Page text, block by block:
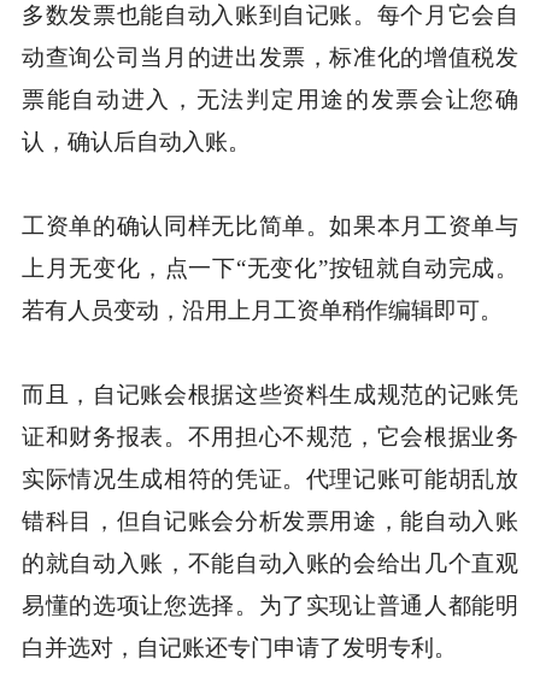
多数发票也能自动入账到自记账。每个月它会自
动查询公司当月的进出发票，标准化的增值税发
票能自动进入，无法判定用途的发票会让您确
认，确认后自动入账。
工资单的确认同样无比简单。如果本月工资单与
上月无变化，点一下“无变化”按钮就自动完成。
若有人员变动，沿用上月工资单稍作编辑即可。
而且，自记账会根据这些资料生成规范的记账凭
证和财务报表。不用担心不规范，它会根据业务
实际情况生成相符的凭证。代理记账可能胡乱放
错科目，但自记账会分析发票用途，能自动入账
的就自动入账，不能自动入账的会给出几个直观
易懂的选项让您选择。为了实现让普通人都能明
白并选对，自记账还专门申请了发明专利。